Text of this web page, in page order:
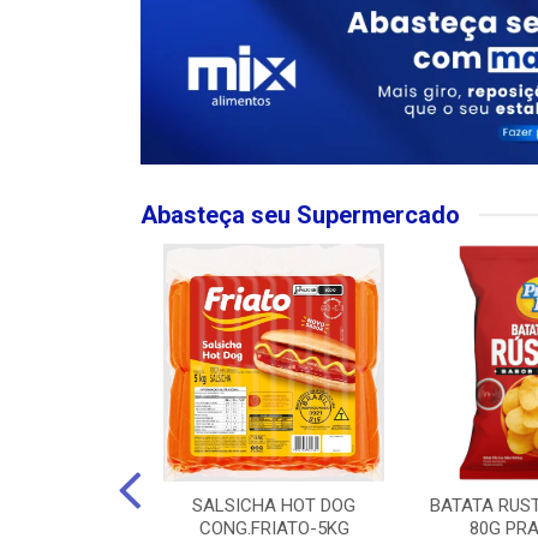
Abasteça seu Supermercado
SALSICHA HOT DOG
CONG.FRIATO-5KG
BATATA
80G